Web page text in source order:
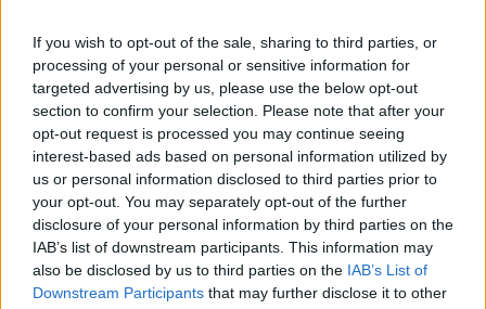
If you wish to opt-out of the sale, sharing to third parties, or
processing of your personal or sensitive information for
targeted advertising by us, please use the below opt-out
section to confirm your selection. Please note that after your
opt-out request is processed you may continue seeing
interest-based ads based on personal information utilized by
us or personal information disclosed to third parties prior to
your opt-out. You may separately opt-out of the further
disclosure of your personal information by third parties on the
IAB’s list of downstream participants. This information may
also be disclosed by us to third parties on the IAB’s List of
Downstream Participants that may further disclose it to other
ΠΕΡΙΣΣΌΤΕΡΑ ΣΕ ΑΥΤΉ ΤΗΝ ΚΑΤΗΓΟΡΊΑ
Στρατηγική συνεργασία
Wind: Ανανέωση χρόνου